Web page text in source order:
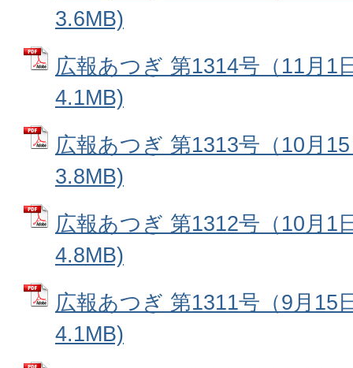
3.6MB)
広報あつぎ 第1314号（11月1
4.1MB)
広報あつぎ 第1313号（10月
3.8MB)
広報あつぎ 第1312号（10月1
4.8MB)
広報あつぎ 第1311号（9月15
4.1MB)